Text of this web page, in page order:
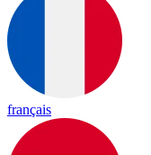
français